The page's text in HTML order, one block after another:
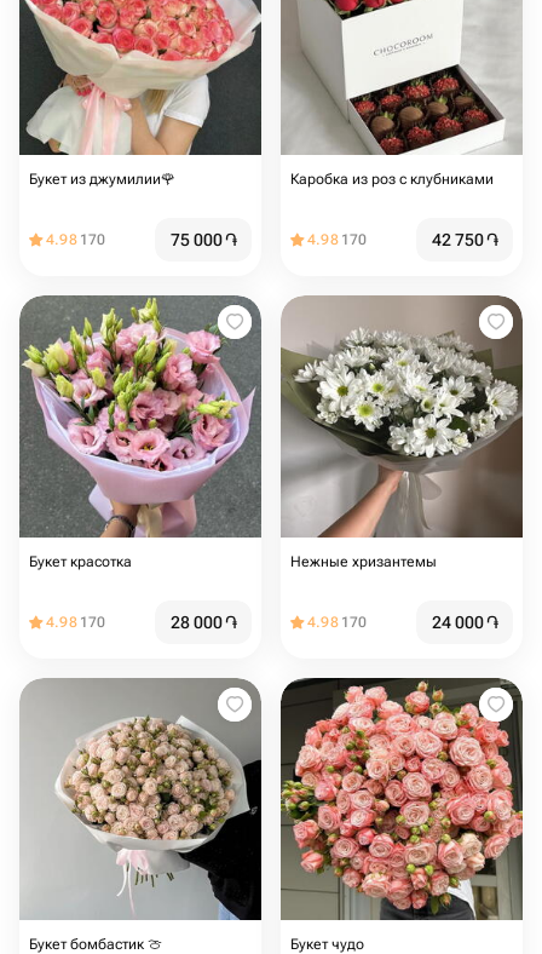
Букет из джумилии🌹
4.98 170 75 000֏
Каробка из роз с клубниками
4.98 170 42 750֏
Букет красотка
4.98 170 28 000֏
Нежные хризантемы
4.98 170 24 000֏
Букет бомбастик 🍈 Букет чудо